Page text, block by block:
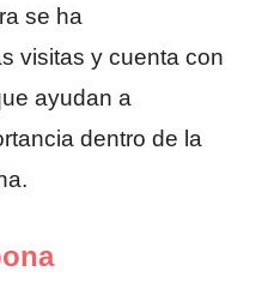
se ha
visitas y cuenta con
ayudan a
dentro de la